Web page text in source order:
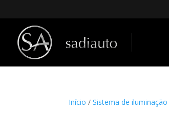
Início /Sistema de iluminação